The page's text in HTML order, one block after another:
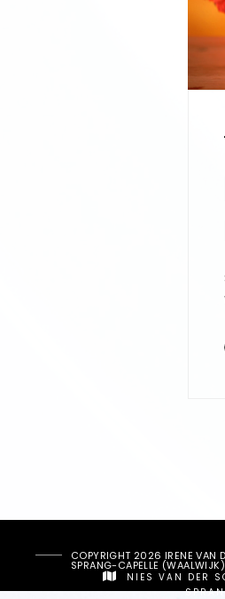
COPYRIGHT 2026 IRENE VAN
SPRANG-CAPELLE (WAALWIJK)
NIES VAN DER